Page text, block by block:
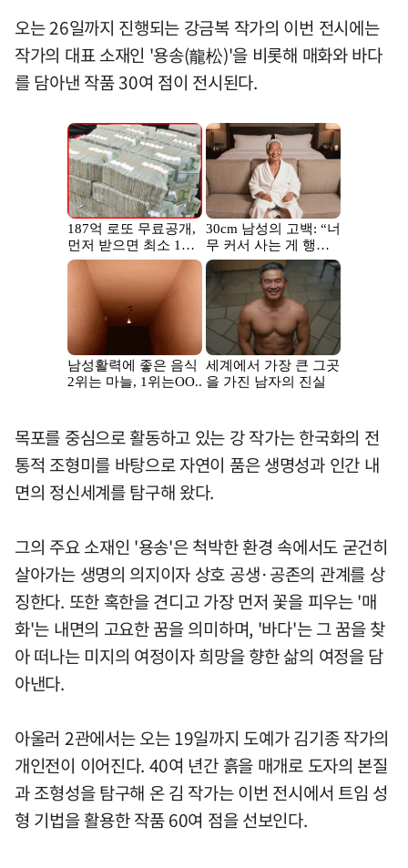
오는 26일까지 진행되는 강금복 작가의 이번 전시에는
작가의 대표 소재인 '용송(龍松)'을 비롯해 매화와 바다
를 담아낸 작품 30여 점이 전시된다.
목포를 중심으로 활동하고 있는 강 작가는 한국화의 전
통적 조형미를 바탕으로 자연이 품은 생명성과 인간 내
면의 정신세계를 탐구해 왔다.
그의 주요 소재인 '용송'은 척박한 환경 속에서도 굳건히
살아가는 생명의 의지이자 상호 공생·공존의 관계를 상
징한다. 또한 혹한을 견디고 가장 먼저 꽃을 피우는 '매
화'는 내면의 고요한 꿈을 의미하며, '바다'는 그 꿈을 찾
아 떠나는 미지의 여정이자 희망을 향한 삶의 여정을 담
아낸다.
아울러 2관에서는 오는 19일까지 도예가 김기종 작가의
개인전이 이어진다. 40여 년간 흙을 매개로 도자의 본질
과 조형성을 탐구해 온 김 작가는 이번 전시에서 트임 성
형 기법을 활용한 작품 60여 점을 선보인다.